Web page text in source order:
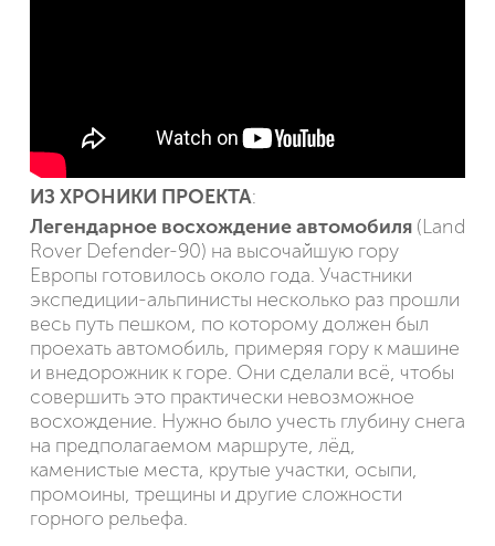
ИЗ ХРОНИКИ ПРОЕКТА:
Легендарное восхождение автомобиля(Land
Rover Defender-90) на высочайшую гору
Европы готовилось около года. Участники
экспедиции-альпинисты несколько раз прошли
весь путь пешком, по которому должен был
проехать автомобиль, примеряя гору к машине
и внедорожник к горе. Они сделали всё, чтобы
совершить это практически невозможное
восхождение. Нужно было учесть глубину снега
на предполагаемом маршруте, лёд,
каменистые места, крутые участки, осыпи,
промоины, трещины и другие сложности
горного рельефа.